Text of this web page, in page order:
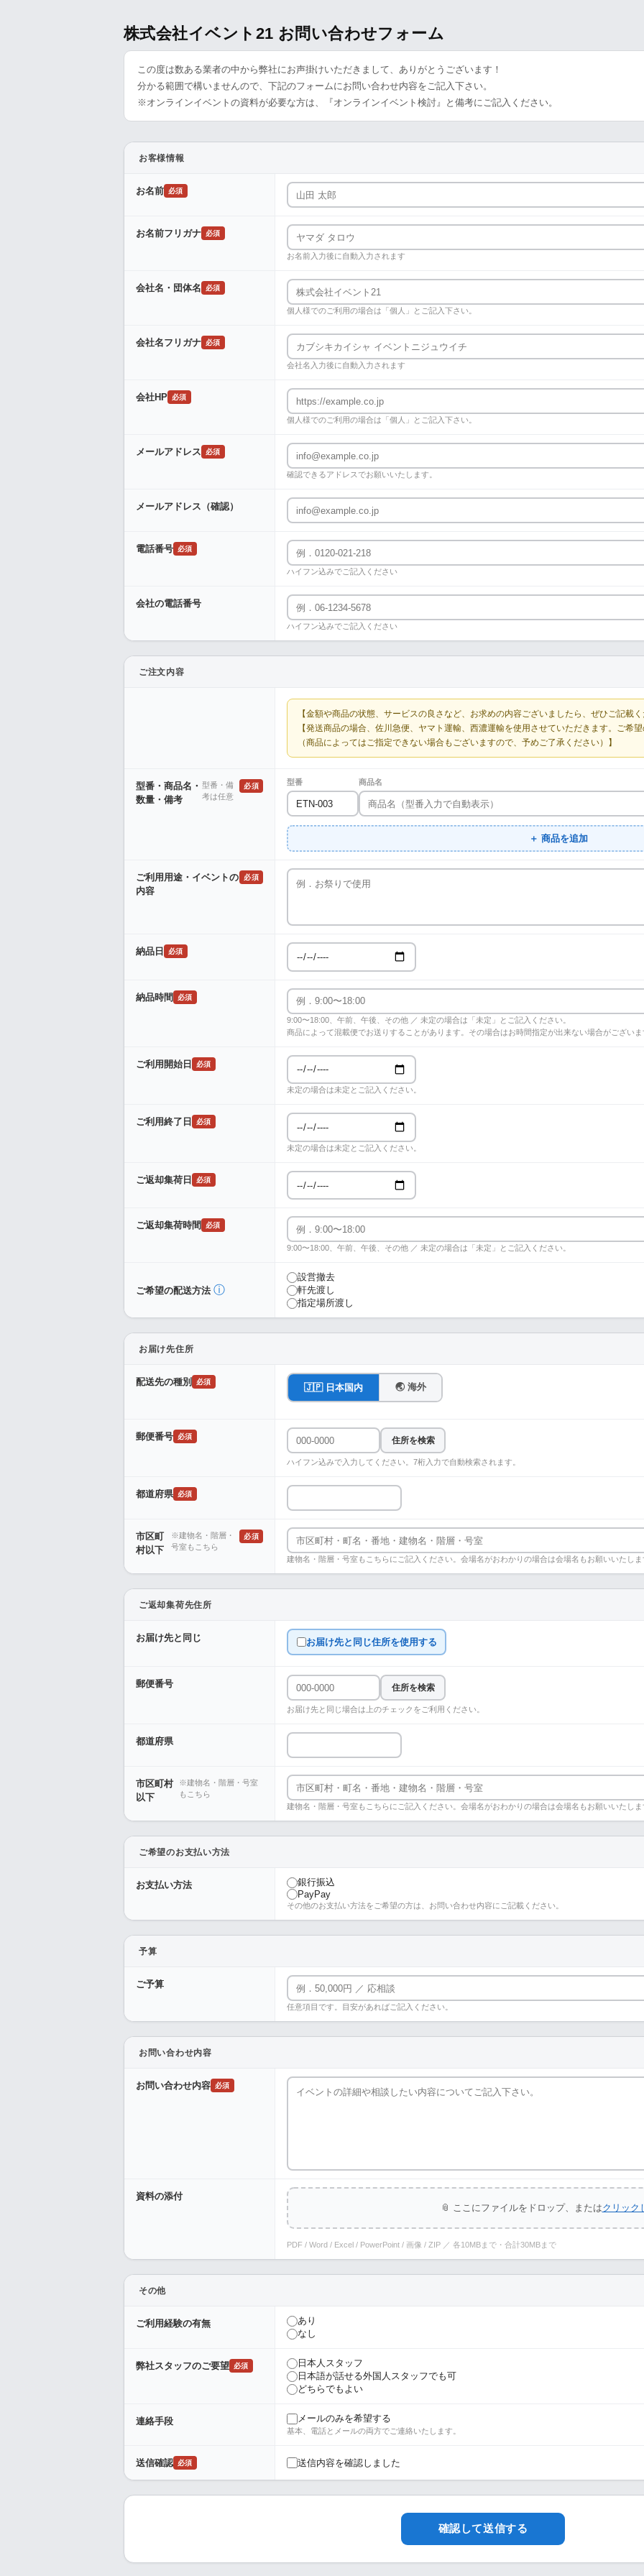
株式会社イベント21 お問い合わせフォーム
この度は数ある業者の中から弊社にお声掛けいただきまして、ありがとうございます！
分かる範囲で構いませんので、下記のフォームにお問い合わせ内容をご記入下さい。
※オンラインイベントの資料が必要な方は、『オンラインイベント検討』と備考にご記入ください。
お客様情報
お名前 必須
お名前フリガナ 必須
お名前入力後に自動入力されます
会社名・団体名 必須
個人様でのご利用の場合は「個人」とご記入下さい。
会社名フリガナ 必須
会社名入力後に自動入力されます
会社HP 必須
個人様でのご利用の場合は「個人」とご記入下さい。
メールアドレス 必須
確認できるアドレスでお願いいたします。
メールアドレス（確認）
電話番号 必須
ハイフン込みでご記入ください
会社の電話番号
ハイフン込みでご記入ください
ご注文内容
【金額や商品の状態、サービスの良さなど、お求めの内容ございましたら、ぜひご記載
【発送商品の場合、佐川急便、ヤマト運輸、西濃運輸を使用させていただきます。ご希
（商品によってはご指定できない場合もございますので、予めご了承ください）】
型番・商品名・
数量・備考
型番・備
考は任意
必須 型番 商品名
＋ 商品を追加
ご利用用途・イベントの
内容
必須
納品日 必須
納品時間 必須
9:00〜18:00、午前、午後、その他 ／ 未定の場合は「未定」とご記入ください。
商品によって混載便でお送りすることがあります。その場合はお時間指定が出来ない場合がございま
ご利用開始日 必須
未定の場合は未定とご記入ください。
ご利用終了日 必須
未定の場合は未定とご記入ください。
ご返却集荷日 必須
ご返却集荷時間 必須
9:00〜18:00、午前、午後、その他 ／ 未定の場合は「未定」とご記入ください。
ご希望の配送方法 ⓘ
設営撤去
軒先渡し
指定場所渡し
お届け先住所
配送先の種別 必須 🇯🇵 日本国内 🌏 海外
郵便番号 必須 住所を検索
ハイフン込みで入力してください。7桁入力で自動検索されます。
都道府県 必須
市区町
村以下
※建物名・階層・
号室もこちら
必須
建物名・階層・号室もこちらにご記入ください。会場名がおわかりの場合は会場名もお願いいたしま
ご返却集荷先住所
お届け先と同じ お届け先と同じ住所を使用する
郵便番号 住所を検索
お届け先と同じ場合は上のチェックをご利用ください。
都道府県
市区町村
以下
※建物名・階層・号室
もこちら
建物名・階層・号室もこちらにご記入ください。会場名がおわかりの場合は会場名もお願いいたしま
ご希望のお支払い方法
お支払い方法
銀行振込
PayPay
その他のお支払い方法をご希望の方は、お問い合わせ内容にご記載ください。
予算
ご予算
任意項目です。目安があればご記入ください。
お問い合わせ内容
お問い合わせ内容 必須
資料の添付
📎 ここにファイルをドロップ、またはクリック
PDF / Word / Excel / PowerPoint / 画像 / ZIP ／ 各10MBまで・合計30MBまで
その他
ご利用経験の有無
あり
なし
弊社スタッフのご要望 必須
日本人スタッフ
日本語が話せる外国人スタッフでも可
どちらでもよい
連絡手段 メールのみを希望する
基本、電話とメールの両方でご連絡いたします。
送信確認 必須 送信内容を確認しました